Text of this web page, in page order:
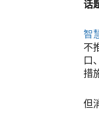
话
智
不
口
措
但